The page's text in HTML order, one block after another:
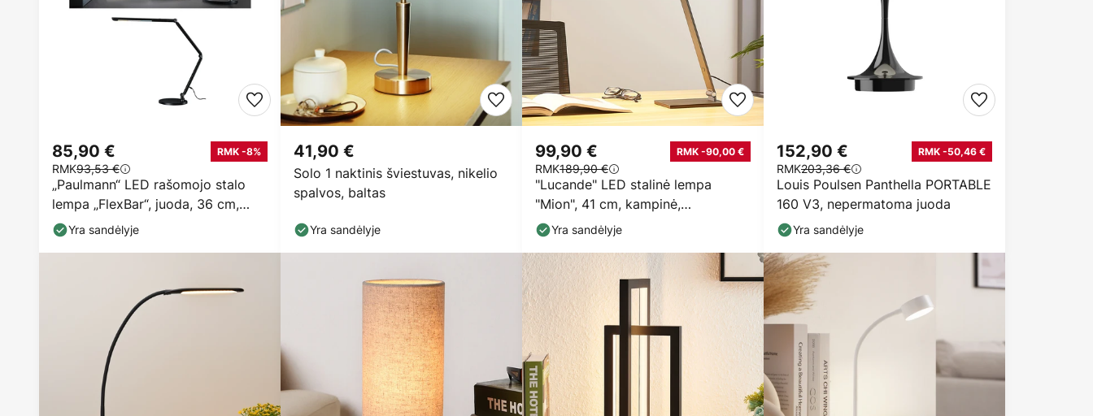
„Paulmann“ LED rašomojo stalo
lempa „FlexBar“, juoda, 36 cm,
CCT
85,90 € RMK -8%
RMK93,53 €
Yra sandėlyje
Solo 1 naktinis šviestuvas, nikelio
spalvos, baltas
41,90 €
Yra sandėlyje
"Lucande" LED stalinė lempa
"Mion", 41 cm, kampinė,
reguliuojamo ryškumo
99,90 € RMK -90,00 €
RMK189,90 €
Yra sandėlyje
Louis Poulsen Panthella PORTABLE
160 V3, nepermatoma juoda
152,90 € RMK -50,46 €
RMK203,36 €
Yra sandėlyje